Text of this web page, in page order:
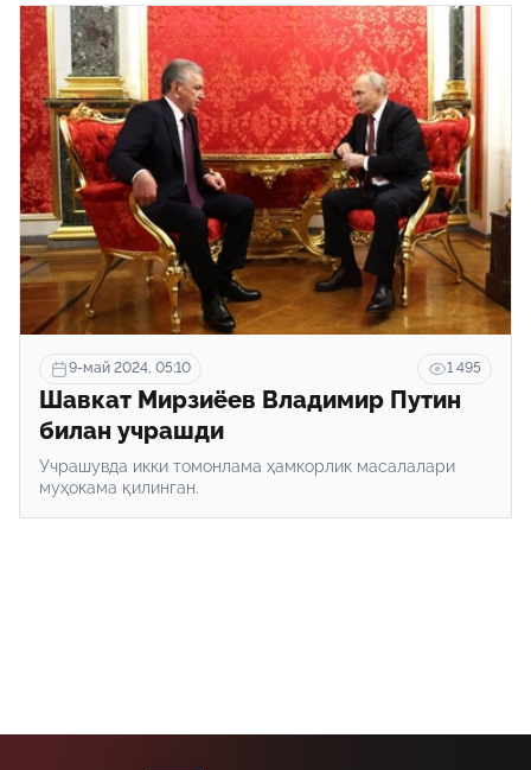
9-май 2024, 05:10 1 495
Шавкат Мирзиёев Владимир Путин
билан учрашди
Учрашувда икки томонлама ҳамкорлик масалалари
муҳокама қилинган.